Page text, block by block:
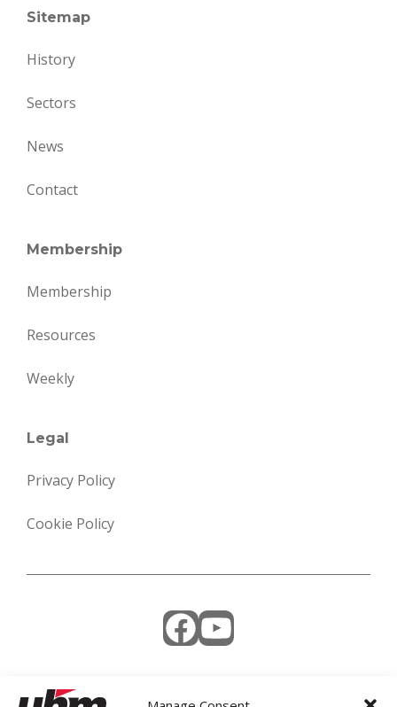
Sitemap
History
Sectors
News
Contact
Membership
Membership
Resources
Weekly
Legal
Privacy Policy
Cookie Policy
Facebook
YouTube